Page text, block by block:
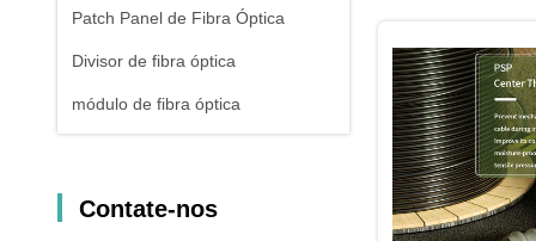
Patch Panel de Fibra Óptica
Divisor de fibra óptica
módulo de fibra óptica
Contate-nos